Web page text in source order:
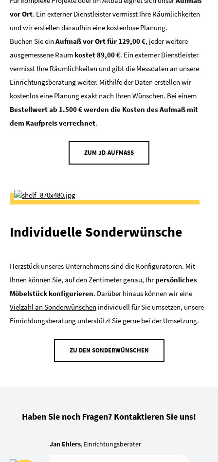
vor Ort. Ein externer Dienstleister vermisst Ihre Räumlichkeiten
und wir erstellen daraufhin eine kostenlose Planung.
Buchen Sie ein Aufmaß vor Ort für 129,00 €, jeder weitere
ausgemessene Raum kostet 89,00 €. Ein externer Dienstleister
vermisst Ihre Räumlichkeiten und gibt die Messdaten an unsere
Einrichtungsberatung weiter. Mithilfe der Daten erstellen wir
kostenlos eine Planung exakt nach Ihren Wünschen. Bei einem
Bestellwert ab 1.500 € werden die Kosten des Aufmaß mit
dem Kaufpreis verrechnet.
ZUM 3D-AUFMASS
Individuelle Sonderwünsche
Herzstück unseres Unternehmens sind die Konfiguratoren. Mit
Ihnen können Sie, auf den Zentimeter genau, Ihrpersönliches
Möbelstück konfigurieren. Darüber hinaus können wir eine
Vielzahl an Sonderwünschen individuell für Sie umsetzen, unsere
Einrichtungsberatung unterstützt Sie gerne bei der Umsetzung.
ZU DEN SONDERWÜNSCHEN
Haben Sie noch Fragen? Kontaktieren Sie uns!
Jan Ehlers, Einrichtungsberater